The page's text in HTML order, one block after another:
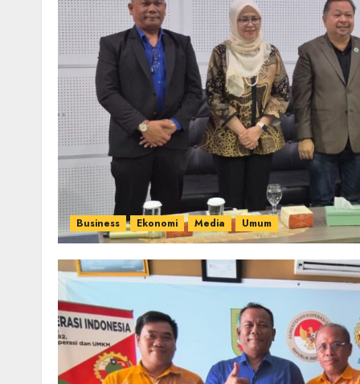
Business Ekonomi Media Umum